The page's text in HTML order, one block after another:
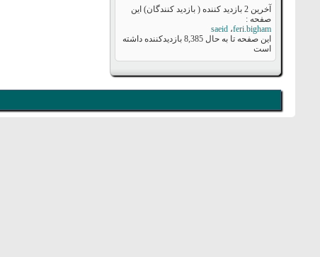
آخرین 2 بازدید کننده ( بازدید کنندگان) این
صفحه :
feri.bigham، saeid
این صفحه تا به حال 8,385 بازدیدکننده داشته
است